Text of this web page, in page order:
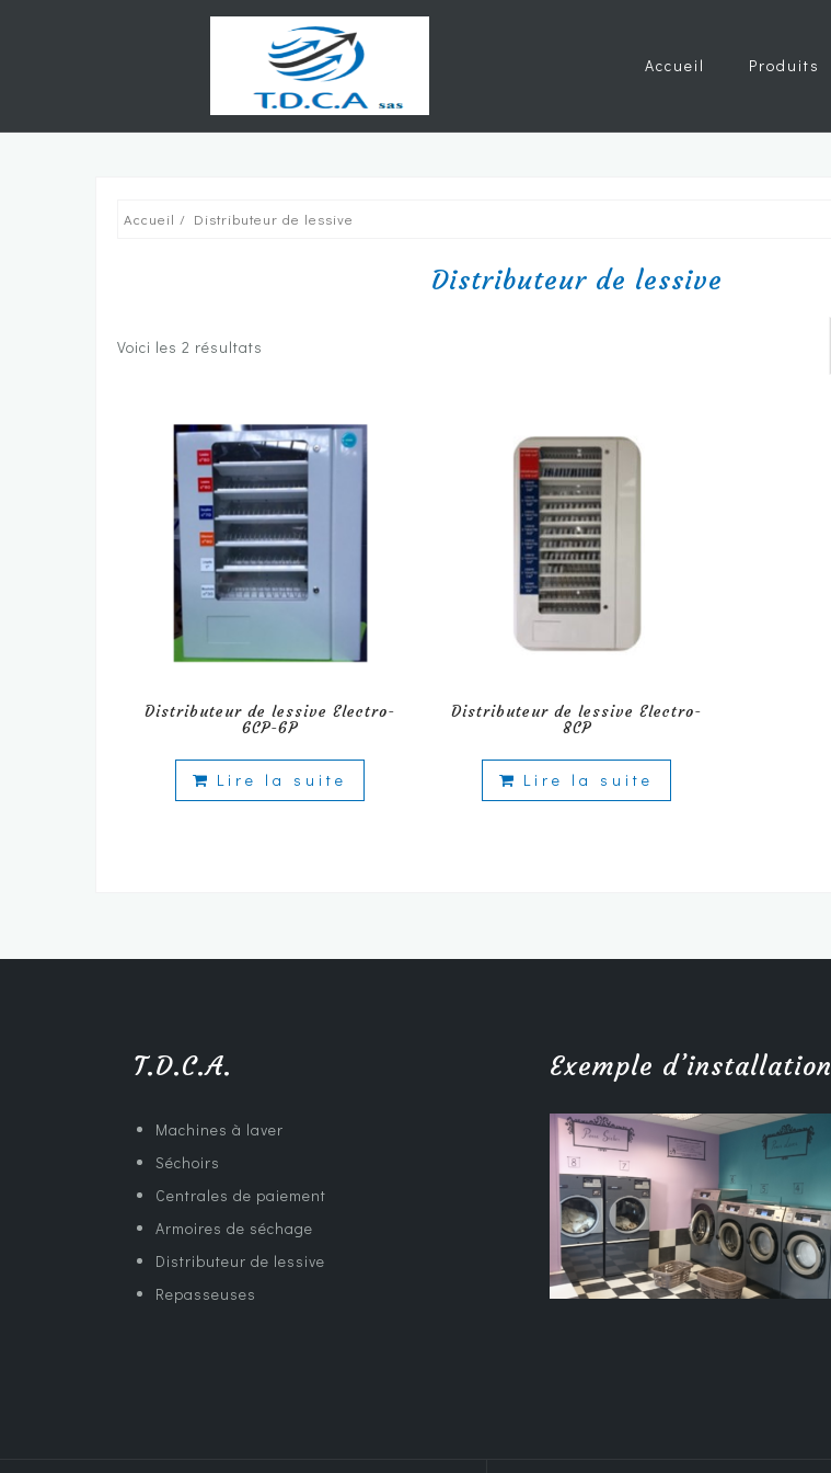
Accueil Produits
Accueil / Distributeur de lessive
Distributeur de lessive
Voici les 2 résultats
Distributeur de lessive Electro-
6CP-6P
Lire la suite
Distributeur de lessive Electro-
8CP
Lire la suite
T.D.C.A.
Machines à laver
Séchoirs
Centrales de paiement
Armoires de séchage
Distributeur de lessive
Repasseuses
Exemple d’installation